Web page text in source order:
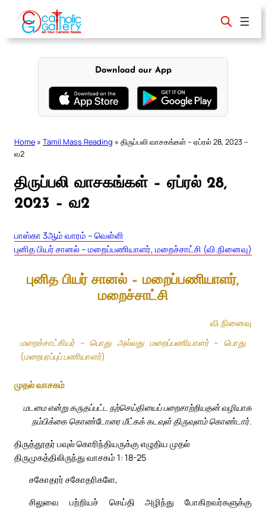
content
Download our App
Home » Tamil Mass Reading » திருப்பலி வாசகங்கள் – ஏப்ரல் 28, 2023 –
வ2
திருப்பலி வாசகங்கள் – ஏப்ரல் 28,
2023 – வ2
பாஸ்கா 3ஆம் வாரம் – வெள்ளி
புனித பியர் சானல் – மறைப்பணியாளர், மறைச்சாட்சி (வி.நினைவு)
புனித பியர் சானல் – மறைப்பணியாளர்,
மறைச்சாட்சி
வி.நினைவு
மறைச்சாட்சியர் – பொது அல்லது மறைப்பணியாளர் – பொது
(மறைபரப்புப் பணியாளர்)
முதல் வாசகம்
மடமை என்று கருதப்பட்ட நற்செய்தியைப் பறைசாற்றியதன் வழியாக
நம்பிக்கை கொண்டோரை மீட்கக் கடவுள் திருவுளம் கொண்டார்.
திருத்தூதர் பவுல் கொரிந்தியருக்கு எழுதிய முதல்
திருமுகத்திலிருந்து வாசகம் 1: 18-25
சகோதரர் சகோதரிகளே,
சிலுவை பற்றியச் செய்தி அழிந்து போகிறவர்களுக்கு